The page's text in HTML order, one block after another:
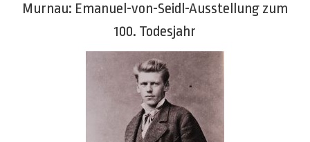
Murnau: Emanuel-von-Seidl-Ausstellung zum
100. Todesjahr